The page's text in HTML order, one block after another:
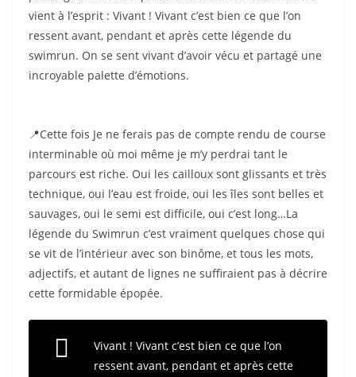
vient à l’esprit : Vivant ! Vivant c’est bien ce que l’on
ressent avant, pendant et après cette légende du
swimrun. On se sent vivant d’avoir vécu et partagé une
incroyable palette d’émotions.
📍Cette fois Je ne ferais pas de compte rendu de course
interminable où moi même je m’y perdrai tant le
parcours est riche. Oui les cailloux sont glissants et très
technique, oui l’eau est froide, oui les îles sont belles et
sauvages, oui le semi est difficile, oui c’est long…La
légende du Swimrun c’est vraiment quelques chose qui
se vit de l’intérieur avec son binôme, et tous les mots,
adjectifs, et autant de lignes ne suffiraient pas à décrire
cette formidable épopée.
Vivant ! Vivant c’est bien ce que l’on
ressent avant, pendant et après cette